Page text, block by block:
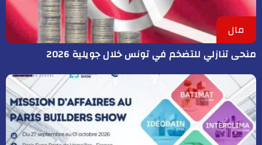
مال
منحى تنازلي ‎للتضخم في تونس خلال جويلية 2026‎